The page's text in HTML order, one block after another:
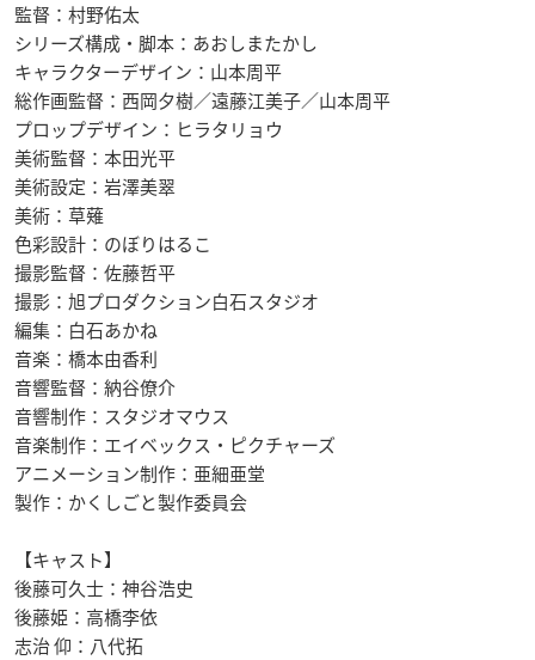
監督：村野佑太
シリーズ構成・脚本：あおしまたかし
キャラクターデザイン：山本周平
総作画監督：西岡夕樹／遠藤江美子／山本周平
プロップデザイン：ヒラタリョウ
美術監督：本田光平
美術設定：岩澤美翠
美術：草薙
色彩設計：のぼりはるこ
撮影監督：佐藤哲平
撮影：旭プロダクション白石スタジオ
編集：白石あかね
音楽：橋本由香利
音響監督：納谷僚介
音響制作：スタジオマウス
音楽制作：エイベックス・ピクチャーズ
アニメーション制作：亜細亜堂
製作：かくしごと製作委員会
【キャスト】
後藤可久士：神谷浩史
後藤姫：高橋李依
志治 仰：八代拓